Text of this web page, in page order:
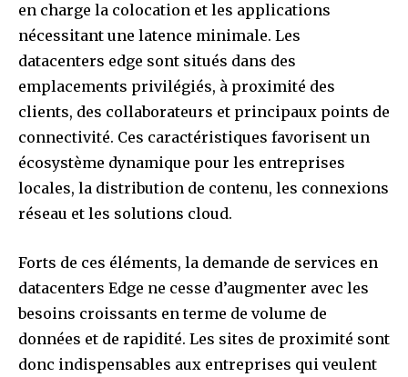
en charge la colocation et les applications
nécessitant une latence minimale. Les
datacenters edge sont situés dans des
emplacements privilégiés, à proximité des
clients, des collaborateurs et principaux points de
connectivité. Ces caractéristiques favorisent un
écosystème dynamique pour les entreprises
locales, la distribution de contenu, les connexions
réseau et les solutions cloud.
Forts de ces éléments, la demande de services en
datacenters Edge ne cesse d’augmenter avec les
besoins croissants en terme de volume de
données et de rapidité. Les sites de proximité sont
donc indispensables aux entreprises qui veulent